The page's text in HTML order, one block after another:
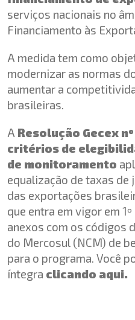
serviços nacionais no
Financiamento às
A medida tem como
modernizar as normas
aumentar a
brasileiras.
A Resolução Gecex
critérios de
de monitoramento
equalização de taxas de
das exportações
que entra em vigor em
anexos com os códigos
do Mercosul (NCM) de
para o programa. Você
íntegra clicando aqui.